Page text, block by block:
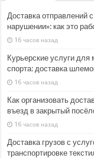
Доставка отправлений
нарушении»: как это
16 часов назад
Курьерские услуги для
спорта: доставка
16 часов назад
Как организовать
въезд в закрытый
16 часов назад
Доставка грузов с
транспортировке